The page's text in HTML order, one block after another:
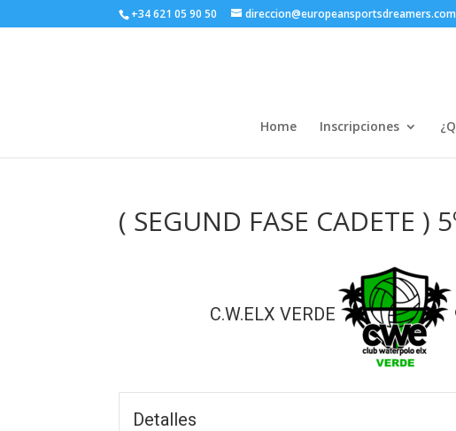
+34 621 05 90 50 direccion@europeansportsdreamers.com
Home Inscripciones
( SEGUND FASE CADETE )
C.W.ELX VERDE
Detalles